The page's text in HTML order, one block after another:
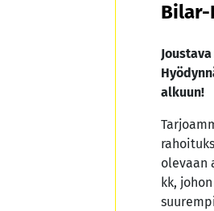
Bilar-
alkuun!
olevaan
kk,